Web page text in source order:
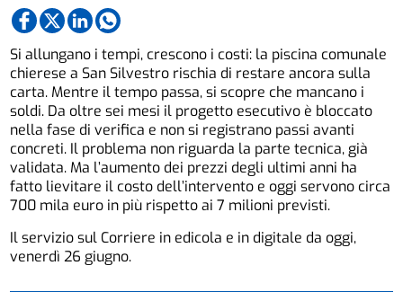
Si allungano i tempi, crescono i costi: la piscina comunale
chierese a San Silvestro rischia di restare ancora sulla
carta. Mentre il tempo passa, si scopre che mancano i
soldi. Da oltre sei mesi il progetto esecutivo è bloccato
nella fase di verifica e non si registrano passi avanti
concreti. Il problema non riguarda la parte tecnica, già
validata. Ma l’aumento dei prezzi degli ultimi anni ha
fatto lievitare il costo dell’intervento e oggi servono circa
700 mila euro in più rispetto ai 7 milioni previsti.
Il servizio sul Corriere in edicola e in digitale da oggi,
venerdì 26 giugno.